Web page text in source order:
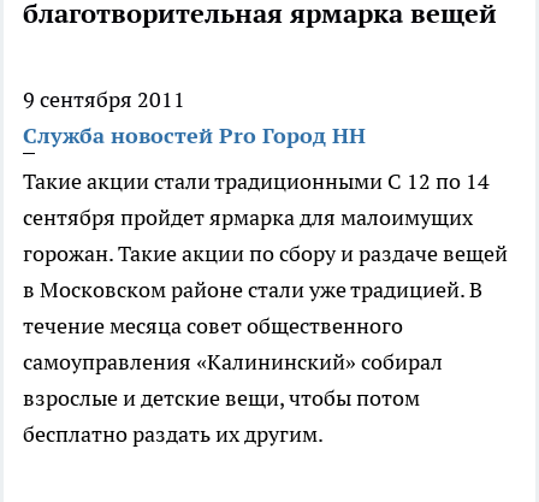
благотворительная ярмарка вещей
9 сентября 2011
Служба новостей Pro Город НН
Такие акции стали традиционными С 12 по 14
сентября пройдет ярмарка для малоимущих
горожан. Такие акции по сбору и раздаче вещей
в Московском районе стали уже традицией. В
течение месяца совет общественного
самоуправления «Калининский» собирал
взрослые и детские вещи, чтобы потом
бесплатно раздать их другим.